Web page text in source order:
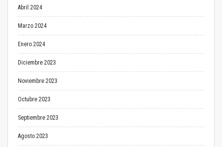
Abril 2024
Marzo 2024
Enero 2024
Diciembre 2023
Noviembre 2023
Octubre 2023
Septiembre 2023
Agosto 2023